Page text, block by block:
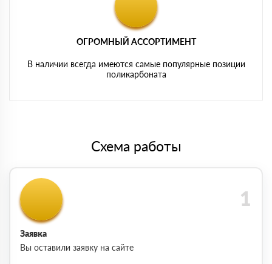
ОГРОМНЫЙ АССОРТИМЕНТ
В наличии всегда имеются самые популярные позиции
поликарбоната
Схема работы
Заявка
Вы оставили заявку на сайте